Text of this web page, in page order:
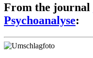
From the journal
Psychoanalyse: